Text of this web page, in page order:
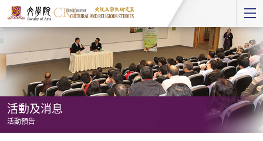
Start
main
Content
活動及消息
活動預告